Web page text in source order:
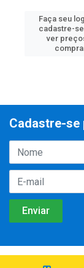
Faça seu
cadastre-
ver
Cadastre-se